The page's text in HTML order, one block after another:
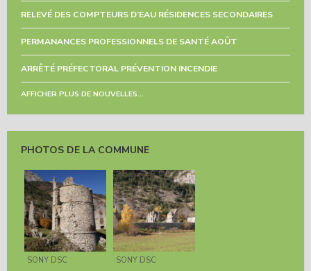
RELEVÉ DES COMPTEURS D’EAU RÉSIDENCES SECONDAIRES
PERMANANCES PROFESSIONNELS DE SANTÉ AOÛT
ARRÊTÉ PRÉFECTORAL PRÉVENTION INCENDIE
AFFICHER PLUS DE NOUVELLES...
PHOTOS DE LA COMMUNE
SONY DSC SONY DSC